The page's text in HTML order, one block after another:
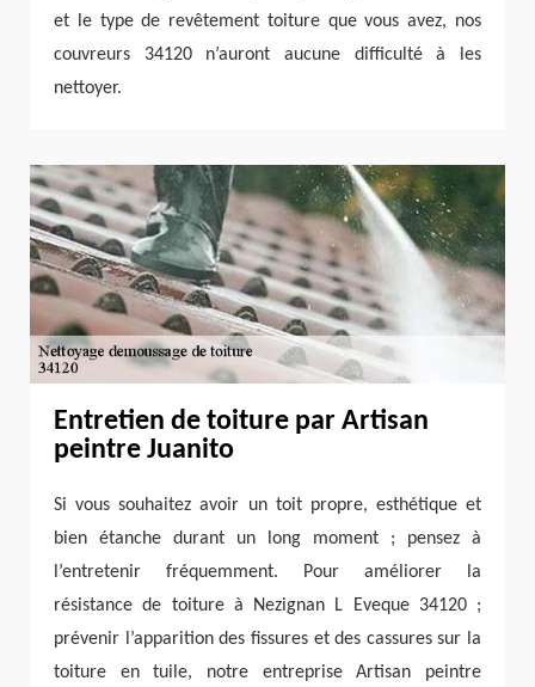
et le type de revêtement toiture que vous avez, nos
couvreurs 34120 n’auront aucune difficulté à les
nettoyer.
Entretien de toiture par Artisan
peintre Juanito
Si vous souhaitez avoir un toit propre, esthétique et
bien étanche durant un long moment ; pensez à
l’entretenir fréquemment. Pour améliorer la
résistance de toiture à Nezignan L Eveque 34120 ;
prévenir l’apparition des fissures et des cassures sur la
toiture en tuile, notre entreprise Artisan peintre